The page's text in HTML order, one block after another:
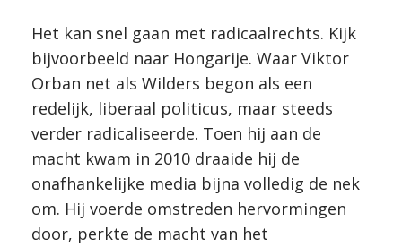
Het kan snel gaan met radicaalrechts. Kijk
bijvoorbeeld naar Hongarije. Waar Viktor
Orban net als Wilders begon als een
redelijk, liberaal politicus, maar steeds
verder radicaliseerde. Toen hij aan de
macht kwam in 2010 draaide hij de
onafhankelijke media bijna volledig de nek
om. Hij voerde omstreden hervormingen
door, perkte de macht van het